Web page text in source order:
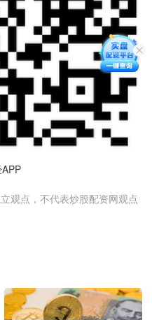
观点，不代表炒股配资网观点